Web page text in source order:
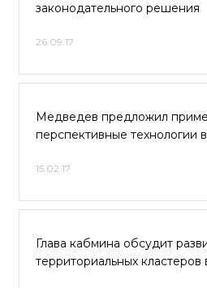
законодательного решения
26.09.17
Медведев предложил
перспективные технологии
15.02.17
Глава кабмина обсудит
территориальных кластеров